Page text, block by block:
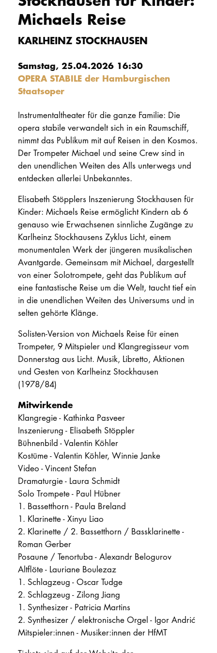
Michaels Reise
KARLHEINZ STOCKHAUSEN
Samstag, 25.04.2026 16:30
OPERA STABILE der Hamburgischen
Staatsoper
Instrumentaltheater für die ganze Familie: Die
opera stabile verwandelt sich in ein Raumschiff,
nimmt das Publikum mit auf Reisen in den Kosmos.
Der Trompeter Michael und seine Crew sind in
den unendlichen Weiten des Alls unterwegs und
entdecken allerlei Unbekanntes.
Elisabeth Stöpplers Inszenierung Stockhausen für
Kinder: Michaels Reise ermöglicht Kindern ab 6
genauso wie Erwachsenen sinnliche Zugänge zu
Karlheinz Stockhausens Zyklus Licht, einem
monumentalen Werk der jüngeren musikalischen
Avantgarde. Gemeinsam mit Michael, dargestellt
von einer Solotrompete, geht das Publikum auf
eine fantastische Reise um die Welt, taucht tief ein
in die unendlichen Weiten des Universums und in
selten gehörte Klänge.
Solisten-Version von Michaels Reise für einen
Trompeter, 9 Mitspieler und Klangregisseur vom
Donnerstag aus Licht. Musik, Libretto, Aktionen
und Gesten von Karlheinz Stockhausen
(1978/84)
Mitwirkende
Klangregie - Kathinka Pasveer
Inszenierung - Elisabeth Stöppler
Bühnenbild - Valentin Köhler
Kostüme - Valentin Köhler, Winnie Janke
Video - Vincent Stefan
Dramaturgie - Laura Schmidt
Solo Trompete - Paul Hübner
1. Bassetthorn - Paula Breland
1. Klarinette - Xinyu Liao
2. Klarinette / 2. Bassetthorn / Bassklarinette -
Roman Gerber
Posaune / Tenortuba - Alexandr Belogurov
Altflöte - Lauriane Boulezaz
1. Schlagzeug - Oscar Tudge
2. Schlagzeug - Zilong Jiang
1. Synthesizer - Patricia Martins
2. Synthesizer / elektronische Orgel - Igor Andrić
Mitspieler:innen - Musiker:innen der HfMT